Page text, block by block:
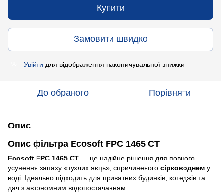
Купити
Замовити швидко
Увійти для відображення накопичувальної знижки
До обраного Порівняти
Опис
Опис фільтра Ecosoft FPC 1465 CT
Ecosoft FPC 1465 CT — це надійне рішення для повного
усунення запаху «тухлих яєць», спричиненого сірководнем у
воді. Ідеально підходить для приватних будинків, котеджів та
дач з автономним водопостачанням.